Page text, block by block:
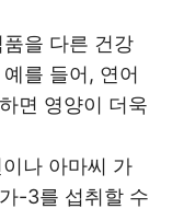
을 다른 건강
를 들어, 연어
면 영양이 더욱
나 아마씨 가
-3를 섭취할 수